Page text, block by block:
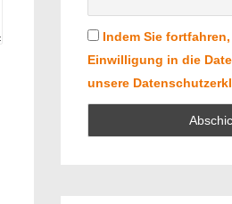
Indem Sie
Einwilligung in die
unsere